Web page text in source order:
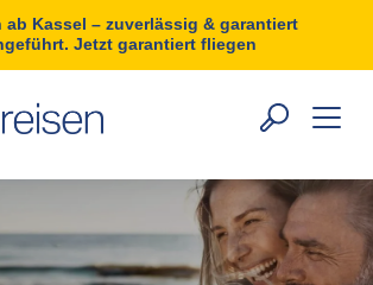
ab Kassel – zuverlässig & garantiert
Jetzt garantiert fliegen